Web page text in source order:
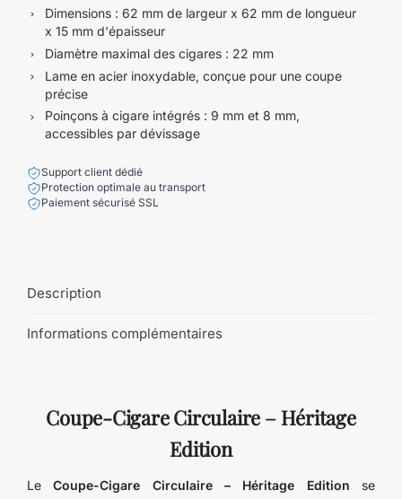
Dimensions : 62 mm de largeur x 62 mm de longueur
x 15 mm d'épaisseur
Diamètre maximal des cigares : 22 mm
Lame en acier inoxydable, conçue pour une coupe
précise
Poinçons à cigare intégrés : 9 mm et 8 mm,
accessibles par dévissage
Support client dédié
Protection optimale au transport
Paiement sécurisé SSL
Description
Informations complémentaires
Coupe-Cigare Circulaire – Héritage
Edition
LeCoupe-Cigare Circulaire – Héritage Edition se